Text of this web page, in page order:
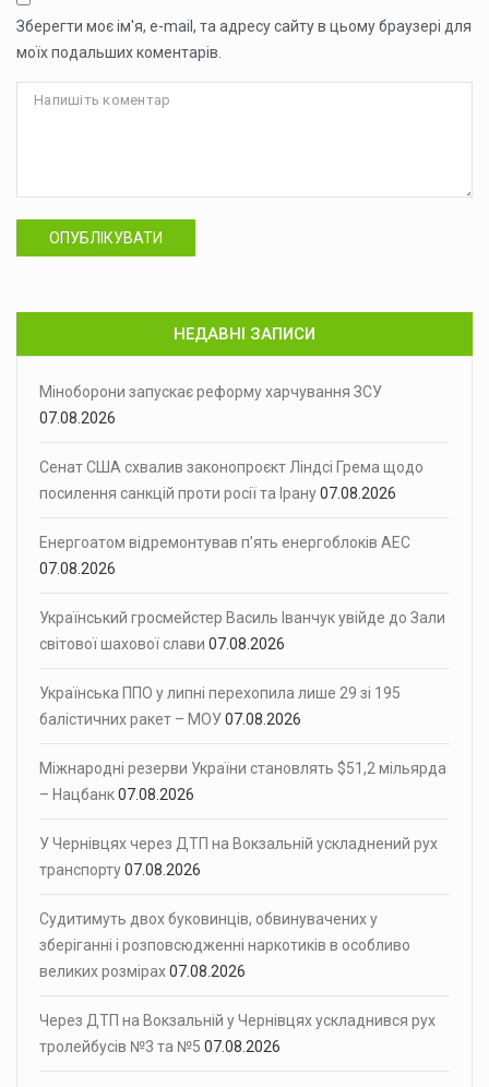
Зберегти моє ім'я, e-mail, та адресу сайту в цьому браузері для
моїх подальших коментарів.
ОПУБЛІКУВАТИ
НЕДАВНІ ЗАПИСИ
Міноборони запускає реформу харчування ЗСУ
07.08.2026
Сенат США схвалив законопроєкт Ліндсі Грема щодо
посилення санкцій проти росії та Ірану07.08.2026
Енергоатом відремонтував п’ять енергоблоків АЕС
07.08.2026
Український гросмейстер Василь Іванчук увійде до Зали
світової шахової слави 07.08.2026
Українська ППО у липні перехопила лише 29 зі 195
балістичних ракет – МОУ07.08.2026
Міжнародні резерви України становлять $51,2 мільярда
– Нацбанк07.08.2026
У Чернівцях через ДТП на Вокзальній ускладнений рух
транспорту07.08.2026
Судитимуть двох буковинців, обвинувачених у
зберіганні і розповсюдженні наркотиків в особливо
великих розмірах07.08.2026
Через ДТП на Вокзальній у Чернівцях ускладнився рух
тролейбусів №3 та №5 07.08.2026